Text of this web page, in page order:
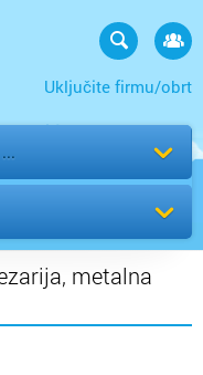
Uključite firmu/obrt
metalna